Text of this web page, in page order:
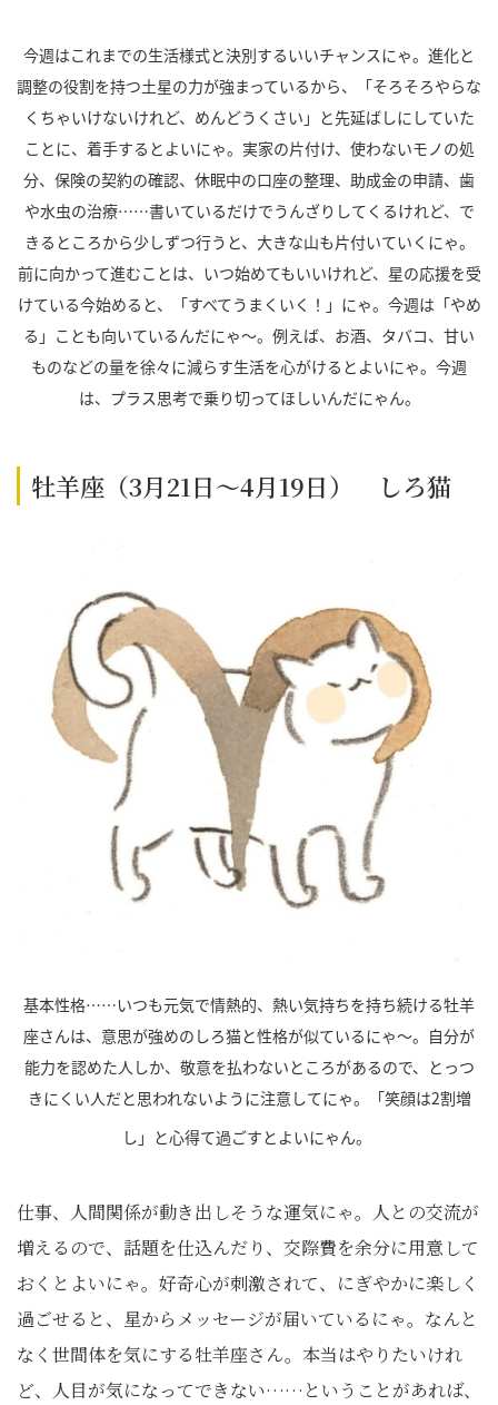
今週はこれまでの生活様式と決別するいいチャンスにゃ。進化と
調整の役割を持つ土星の力が強まっているから、「そろそろやらな
くちゃいけないけれど、めんどうくさい」と先延ばしにしていた
ことに、着手するとよいにゃ。実家の片付け、使わないモノの処
分、保険の契約の確認、休眠中の口座の整理、助成金の申請、歯
や水虫の治療……書いているだけでうんざりしてくるけれど、で
きるところから少しずつ行うと、大きな山も片付いていくにゃ。
前に向かって進むことは、いつ始めてもいいけれど、星の応援を受
けている今始めると、「すべてうまくいく！」にゃ。今週は「やめ
る」ことも向いているんだにゃ～。例えば、お酒、タバコ、甘い
ものなどの量を徐々に減らす生活を心がけるとよいにゃ。今週
は、プラス思考で乗り切ってほしいんだにゃん。
牡羊座（3月21日～4月19日） しろ猫
基本性格……いつも元気で情熱的、熱い気持ちを持ち続ける牡羊
座さんは、意思が強めのしろ猫と性格が似ているにゃ～。自分が
能力を認めた人しか、敬意を払わないところがあるので、とっつ
きにくい人だと思われないように注意してにゃ。「笑顔は2割増
し」と心得て過ごすとよいにゃん。
仕事、人間関係が動き出しそうな運気にゃ。人との交流が
増えるので、話題を仕込んだり、交際費を余分に用意して
おくとよいにゃ。好奇心が刺激されて、にぎやかに楽しく
過ごせると、星からメッセージが届いているにゃ。なんと
なく世間体を気にする牡羊座さん。本当はやりたいけれ
ど、人目が気になってできない……ということがあれば、